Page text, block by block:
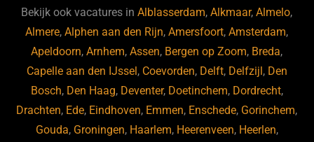
b
o
o
k
ky dI
n
Bekijk ook vacatures inAlblasserdam,Alkmaar,Almelo,
Almere,Alphen aan den Rijn,Amersfoort,Amsterdam,
Apeldoorn,Arnhem,Assen, Bergen op Zoom, Breda,
Capelle aan den IJssel , Coevorden, Delft, Delfzijl , Den
Bosch, Den Haag, Deventer, Doetinchem, Dordrecht,
Drachten, Ede, Eindhoven, Emmen, Enschede, Gorinchem,
Gouda, Groningen, Haarlem, Heerenveen, Heerlen,